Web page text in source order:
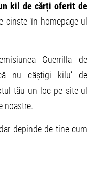
kil de cărți oferit de
cinste în homepage-ul
Guerrilla de
nu câștigi kilu’ de
tău un loc pe site-ul
noastre.
depinde de tine cum